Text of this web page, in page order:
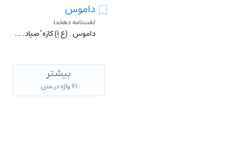
داموس
لغت‌نامه دهخدا
داموس . (ع اِ) کازه ٔ صیاد. قترة. او ما یستتر به . ج ، دوامیس : و فی غربی المدینةالماردة قنطرة کبیرة ذات قسی ، عالیةالذروة، کثیرةالعدد عریضةالمجاز و قد بنی علی
بیشتر
۶۱ واژه در متن